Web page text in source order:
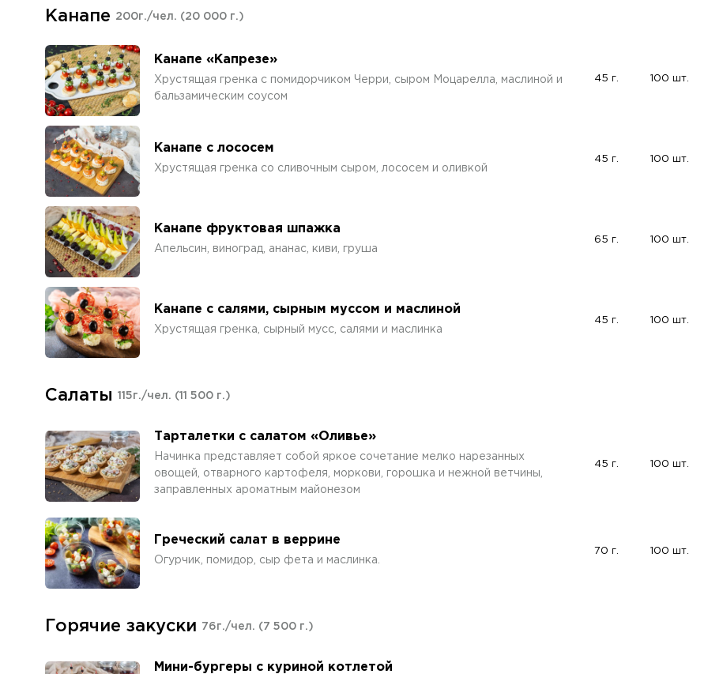
Канапе 200г./чел. (20 000 г.)
Канапе «Капрезе»
Хрустящая гренка с помидорчиком Черри, сыром Моцарелла, маслиной и
бальзамическим соусом
45 г. 100 шт.
Канапе с лососем
Хрустящая гренка со сливочным сыром, лососем и оливкой
45 г. 100 шт.
Канапе фруктовая шпажка
Апельсин, виноград, ананас, киви, груша
65 г. 100 шт.
Канапе с салями, сырным муссом и маслиной
Хрустящая гренка, сырный мусс, салями и маслинка
45 г. 100 шт.
Салаты 115г./чел. (11 500 г.)
Тарталетки с салатом «Оливье»
Начинка представляет собой яркое сочетание мелко нарезанных
овощей, отварного картофеля, моркови, горошка и нежной ветчины,
заправленных ароматным майонезом
45 г. 100 шт.
Греческий салат в веррине
Огурчик, помидор, сыр фета и маслинка.
70 г. 100 шт.
Горячие закуски 76г./чел. (7 500 г.)
Мини-бургеры с куриной котлетой